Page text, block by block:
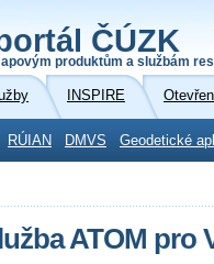
ČÚZK
produktům a službám
INSPIRE
RÚIAN DMVS Geodetické
ATOM pro